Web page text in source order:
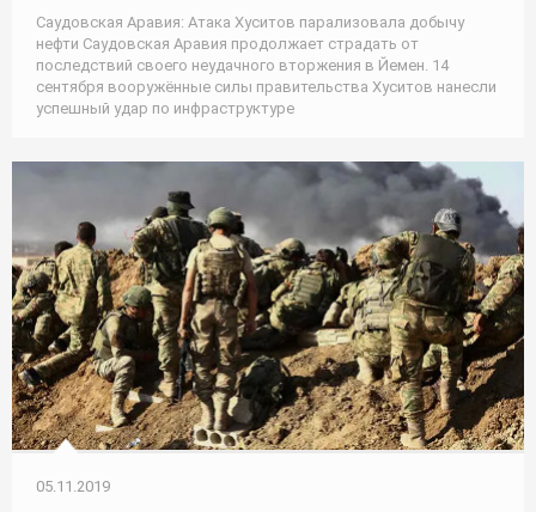
Саудовская Аравия: Атака Хуситов парализовала добычу
нефти Саудовская Аравия продолжает страдать от
последствий своего неудачного вторжения в Йемен. 14
сентября вооружённые силы правительства Хуситов нанесли
успешный удар по инфраструктуре
05.11.2019